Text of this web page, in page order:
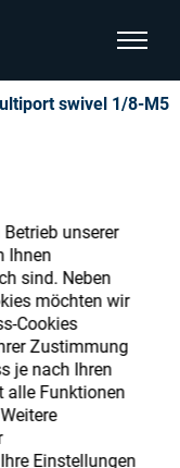
unserer
Ihnen
sind. Neben
möchten wir
Cookies
Zustimmung
je nach Ihren
alle Funktionen
Einstellungen
swivel 1/8-M5
accounts
ophthalmic